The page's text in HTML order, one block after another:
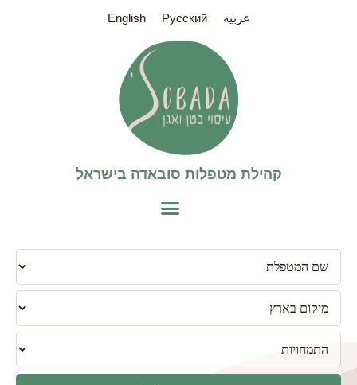
عربيه Pусский
English
קהילת מטפלות סובאדה בישראל​
פילטר
למטפלות